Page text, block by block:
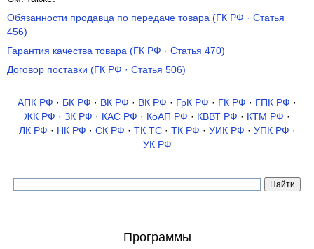
Обязанности продавца по передаче товара (ГК РФ · Статья
456)
Гарантия качества товара (ГК РФ · Статья 470)
Договор поставки (ГК РФ · Статья 506)
АПК РФ · БК РФ · ВК РФ · ВК РФ · ГрК РФ · ГК РФ · ГПК РФ ·
ЖК РФ · ЗК РФ · КАС РФ · КоАП РФ · КВВТ РФ · КТМ РФ ·
ЛК РФ · НК РФ · СК РФ · ТК TC· ТК РФ · УИК РФ · УПК РФ ·
УК РФ
Программы